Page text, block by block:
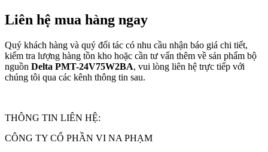
Liên hệ mua hàng ngay
Quý khách hàng và quý đối tác có nhu cầu nhận báo giá chi tiết,
kiểm tra lượng hàng tồn kho hoặc cần tư vấn thêm về sản phẩm bộ
nguồn Delta PMT-24V75W2BA, vui lòng liên hệ trực tiếp với
chúng tôi qua các kênh thông tin sau.
THÔNG TIN LIÊN HỆ:
CÔNG TY CỔ PHẦN VI NA PHẠM